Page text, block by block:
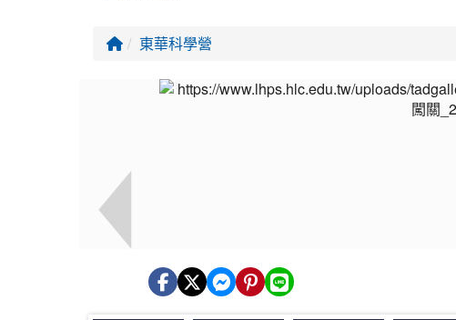
回首頁
東華科學營